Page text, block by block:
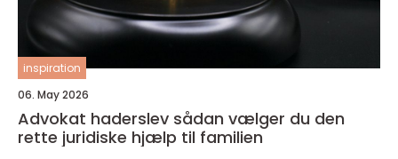
inspiration
06. May 2026
Advokat haderslev sådan vælger du den
rette juridiske hjælp til familien